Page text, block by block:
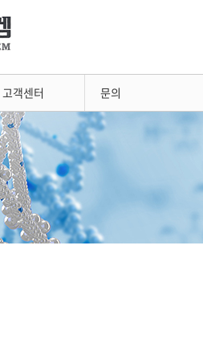
고객센터 문의